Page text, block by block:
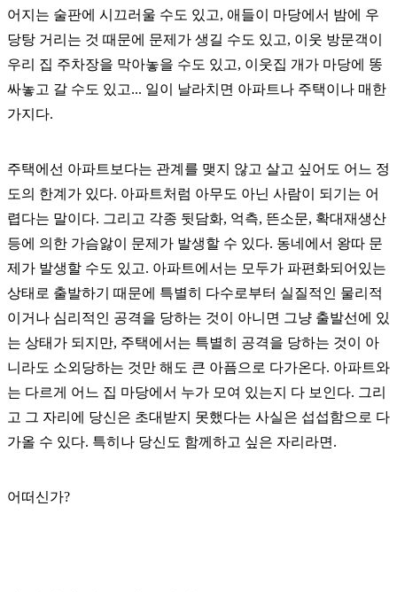
어지는 술판에 시끄러울 수도 있고, 애들이 마당에서 밤에 우
당탕 거리는 것 때문에 문제가 생길 수도 있고, 이웃 방문객이
우리 집 주차장을 막아놓을 수도 있고, 이웃집 개가 마당에 똥
싸놓고 갈 수도 있고... 일이 날라치면 아파트나 주택이나 매한
가지다.
주택에선 아파트보다는 관계를 맺지 않고 살고 싶어도 어느 정
도의 한계가 있다. 아파트처럼 아무도 아닌 사람이 되기는 어
렵다는 말이다. 그리고 각종 뒷담화, 억측, 뜬소문, 확대재생산
등에 의한 가슴앓이 문제가 발생할 수 있다. 동네에서 왕따 문
제가 발생할 수도 있고. 아파트에서는 모두가 파편화되어있는
상태로 출발하기 때문에 특별히 다수로부터 실질적인 물리적
이거나 심리적인 공격을 당하는 것이 아니면 그냥 출발선에 있
는 상태가 되지만, 주택에서는 특별히 공격을 당하는 것이 아
니라도 소외당하는 것만 해도 큰 아픔으로 다가온다. 아파트와
는 다르게 어느 집 마당에서 누가 모여 있는지 다 보인다. 그리
고 그 자리에 당신은 초대받지 못했다는 사실은 섭섭함으로 다
가올 수 있다. 특히나 당신도 함께하고 싶은 자리라면.
어떠신가?